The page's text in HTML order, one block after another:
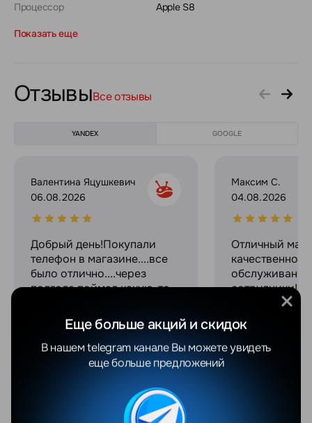
Процессор Apple S8
Показать еще
ОтзывыВсе отзывы
YANDEX GOOGLE
Валентина Яцушкевич
06.08.2026
Добрый день!Покупали
телефон в магазине....все
было отлично....через
полгода поймал какую-то
отослали по
гарантии.....Спасибо
ребятам,которые там
работают !!!Они все время
связи,писали и звонили,
консультировали и
объясняли все....Просто
Максим С.
04.08.2026
Отличный
качественное
сотрудники!
огромное за
процесса
Еще больше акций и скидок
В нашем telegram канале Вы можете увидеть
еще больше предложений